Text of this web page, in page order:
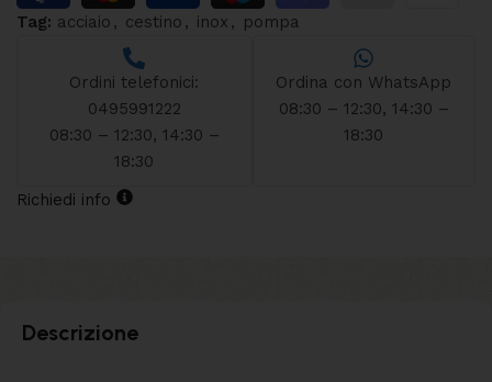
Tag: acciaio , cestino , inox , pompa
Ordini telefonici:
0495991222
08:30 – 12:30, 14:30 –
18:30
Ordina con WhatsApp
08:30 – 12:30, 14:30 –
18:30
Richiedi info
Descrizione